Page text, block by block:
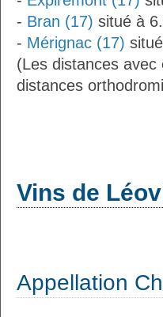
- Bran (17) situé à
- Mérignac (17)
(Les distances
distances
Vins de
Appellation